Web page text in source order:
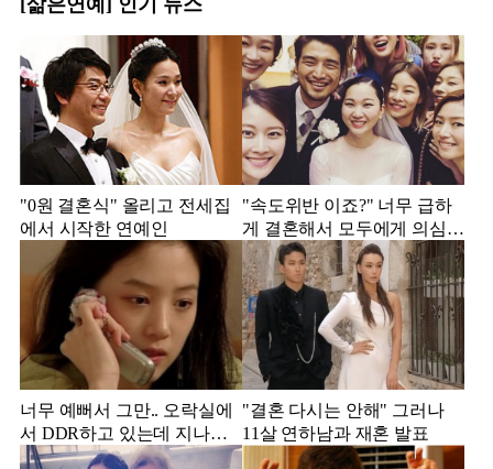
[삶은연예] 인기 뉴스
"0원 결혼식" 올리고 전세집
에서 시작한 연예인
"속도위반 이죠?" 너무 급하
게 결혼해서 모두에게 의심
받았던 스타
너무 예뻐서 그만.. 오락실에
서 DDR하고 있는데 지나가
던 이상민이 캐스팅했다는 연
"결혼 다시는 안해" 그러나
11살 연하남과 재혼 발표